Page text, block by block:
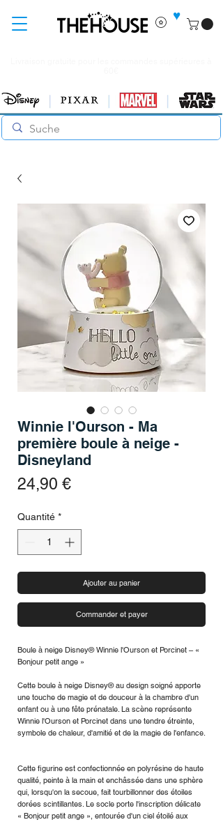
♥
Winnie l'Ourson - Ma
première boule à neige -
Disneyland
24,90 €Prix
Quantité *
Ajouter au panier
Commander et payer
Boule à neige Disney® Winnie l'Ourson et Porcinet – «
Bonjour petit ange »
Cette boule à neige Disney® au design soigné apporte
une touche de magie et de douceur à la chambre d'un
enfant ou à une fête prénatale. La scène représente
Winnie l'Ourson et Porcinet dans une tendre étreinte,
symbole de chaleur, d'amitié et de la magie de l'enfance.
Cette figurine est confectionnée en polyrésine de haute
qualité, peinte à la main et enchâssée dans une sphère
qui, lorsqu'on la secoue, fait tourbillonner des étoiles
dorées scintillantes. Le socle porte l'inscription délicate
« Bonjour petit ange », entourée d'un ciel étoilé aux